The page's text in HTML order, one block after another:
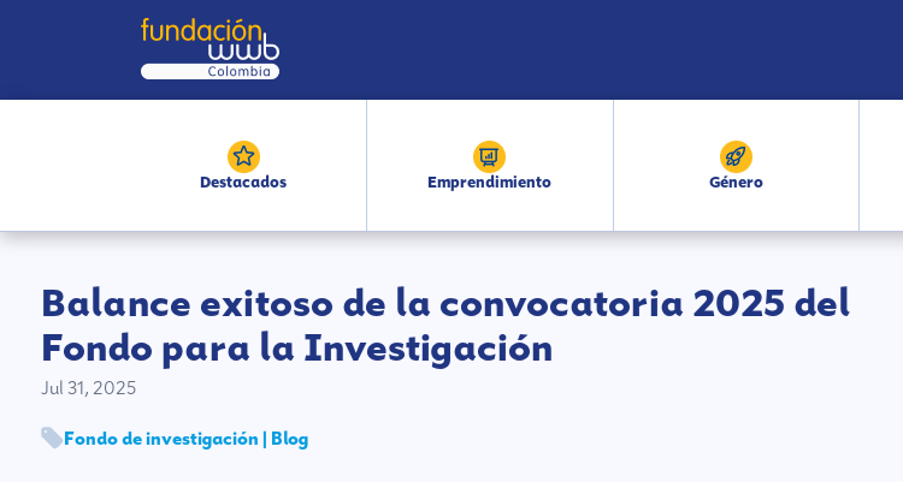
Destacados Emprendimiento Género
Balance exitoso de la convocatoria 2025 del
Fondo para la Investigación
Jul 31, 2025
Fondo de investigación | Blog